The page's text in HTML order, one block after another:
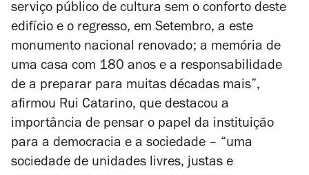
serviço público de cultura sem o conforto deste
edifício e o regresso, em Setembro, a este
monumento nacional renovado; a memória de
uma casa com 180 anos e a responsabilidade
de a preparar para muitas décadas mais”,
afirmou Rui Catarino, que destacou a
importância de pensar o papel da instituição
para a democracia e a sociedade – “uma
sociedade de unidades livres, justas e